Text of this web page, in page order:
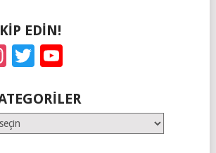
EDIN!
Instagram
Twitter
YouTube